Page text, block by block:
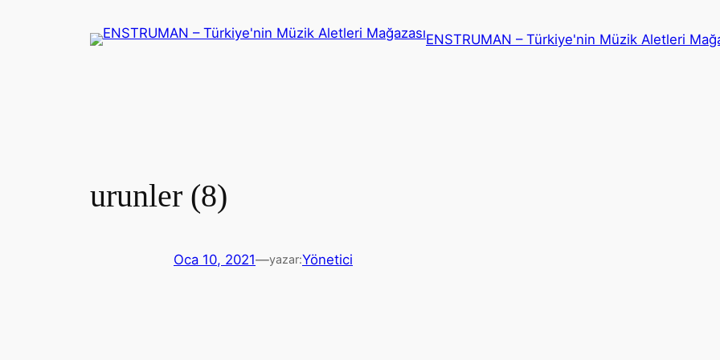
ENSTRUMAN – Türkiye'nin Müzik Aletleri
urunler (8)
Oca 10, 2021—yazar:Yönetici